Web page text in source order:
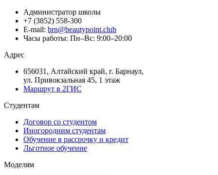
Администратор школы
+7 (3852) 558-300
E-mail: brn@beautypoint.club
Часы работы: Пн–Вс: 9:00–20:00
Адрес
656031, Алтайский край, г. Барнаул,
ул. Привокзальная 45, 1 этаж
Маршрут в 2ГИС
Студентам
Договор со студентом
Иногородним студентам
Обучение в рассрочку и кредит
Льготное обучение
Моделям